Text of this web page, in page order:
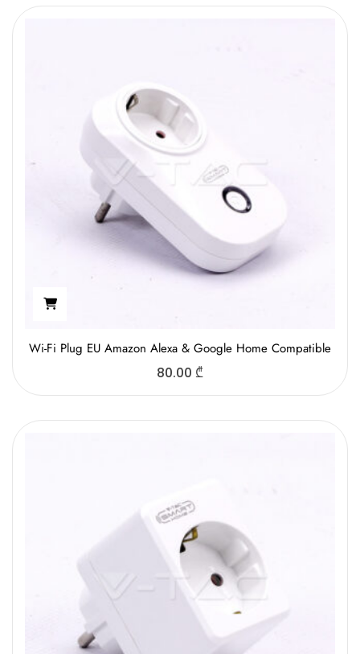
Wi-Fi Plug EU Amazon Alexa & Google Home Compatible
80.00 ₾